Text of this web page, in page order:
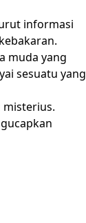
informasi
muda yang
sesuatu yang
misterius.